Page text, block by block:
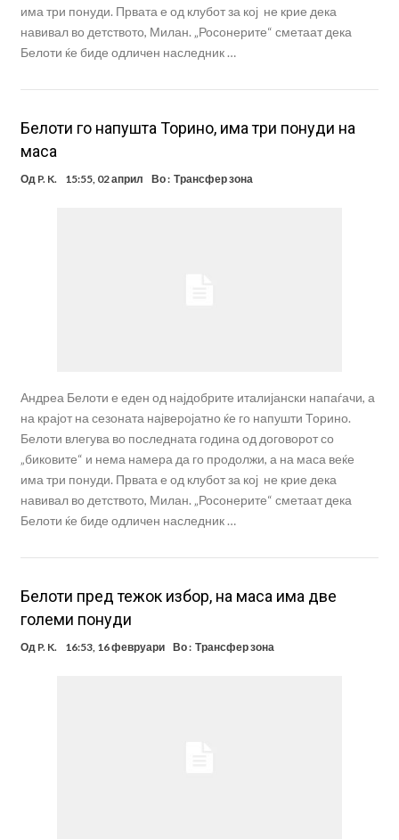
има три понуди. Првата е од клубот за кој не крие дека
навивал во детството, Милан. „Росонерите“ сметаат дека
Белоти ќе биде одличен наследник …
Белоти го напушта Торино, има три понуди на
маса
Од P. K. 15:55, 02 април Во : Трансфер зона
Андреа Белоти е еден од најдобрите италијански напаѓачи, а
на крајот на сезоната најверојатно ќе го напушти Торино.
Белоти влегува во последната година од договорот со
„биковите“ и нема намера да го продолжи, а на маса веќе
има три понуди. Првата е од клубот за кој не крие дека
навивал во детството, Милан. „Росонерите“ сметаат дека
Белоти ќе биде одличен наследник …
Белоти пред тежок избор, на маса има две
големи понуди
Од P. K. 16:53, 16 февруари Во : Трансфер зона